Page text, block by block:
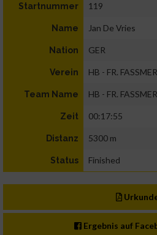
Startnummer 119
Name Jan De Vries
Nation GER
Verein HB - FR.
Team Name HB - FR.
Zeit 00:17:55
Distanz 5300 m
Status Finished
Ergebnis auf